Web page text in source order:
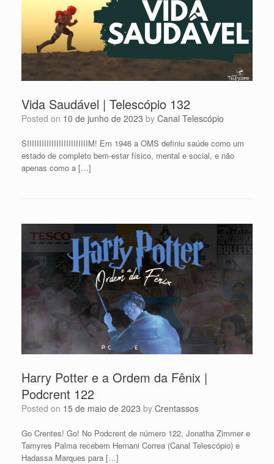
Vida Saudável | Telescópio 132
Posted on 10 de junho de 2023 by Canal Telescópio
SIIIIIIIIIIIIIIIIIIIIIIIIIM! Em 1946 a OMS definiu saúde como um
estado de completo bem-estar físico, mental e social, e não
apenas como a […]
Harry Potter e a Ordem da Fênix |
Podcrent 122
Posted on 15 de maio de 2023 by Crentassos
Go Crentes! Go! No Podcrent de número 122, Jonatha Zimmer e
Tamyres Palma recebem Hernani Correa (Canal Telescópio) e
Hadassa Marques para […]